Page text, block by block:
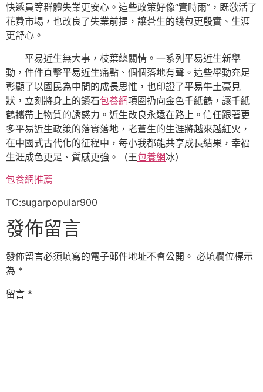
快遞員等群體失業更安心。這些政策好像“實時雨”，既激活了
花費市場，也改良了失業前提，讓蒼生的錢包更殷實、生涯
更舒心。
平易近生無大事，枝葉總關情。一系列平易近生新舉
動，件件直擊平易近生痛點、個個落地有聲。這些舉動充足
彰顯了以國民為中間的成長思惟，也印證了平易牛土豪見
狀，立刻將身上的鑽石包養網項圈扔向金色千紙鶴，讓千紙
鶴攜帶上物質的誘惑力。近生改良永遠在路上。信任跟著更
多平易近生政策的落實落地，老蒼生的生涯將越來越紅火，
在中國式古代化的征程中，每小我都能共享成長結果，幸福
生涯成色更足、質感更強。（王包養網冰）
包養網推薦
TC:sugarpopular900
發佈留言
發佈留言必須填寫的電子郵件地址不會公開。 必填欄位標示
為 *
留言 *